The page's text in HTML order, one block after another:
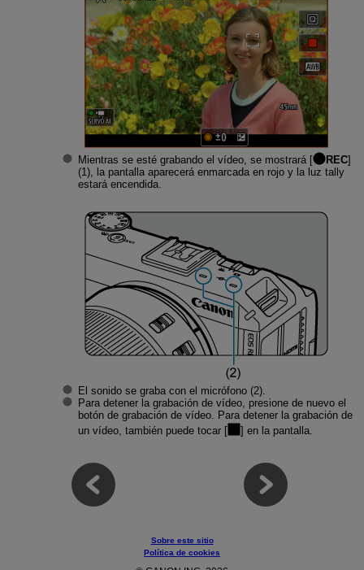
Mientras se esté grabando el vídeo, se mostrará [ REC]
(1), la pantalla aparecerá enmarcada en rojo y la luz tally
estará encendida.
El sonido se graba con el micrófono (2).
Para detener la grabación de vídeo, presione de nuevo el
botón de grabación de vídeo. Para detener la grabación de
un vídeo, también puede tocar [
] en la pantalla.
Sobre este sitio
Política de cookies